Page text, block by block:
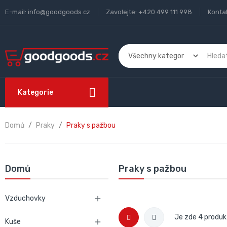
E-mail: info@goodgoods.cz Zavolejte: +420 499 111 998
Kategorie
Domů Praky Praky s pažbou
Domů
Vzduchovky 
Kuše 
Praky s pažbou
Je zde 4